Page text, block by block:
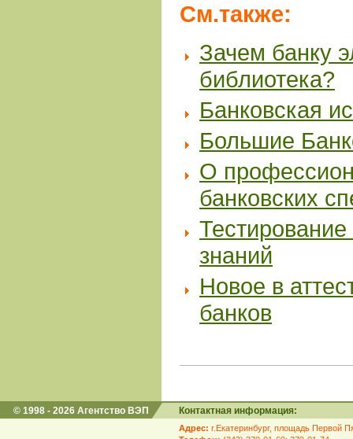
См.также:
Зачем банку
библиотека?
Банковская
Большие
О
банковских
знаний
Новое в
банков
© 1998 - 2026 Агентство ВЭП Контактная информация:
Адрес: г.Екатеринбург, площадь Первой